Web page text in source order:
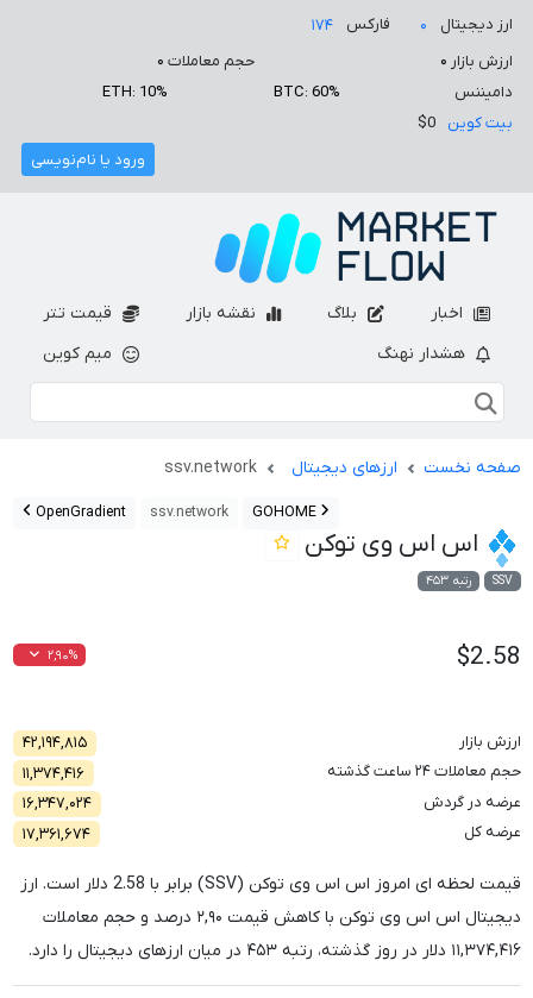
ارز دیجیتال ۰ فارکس
۱۷۴
ارزش بازار ۰ حجم معاملات ۰
دامیننس
BTC: 60%
ETH: 10%
بیت کوین
$0
ورود یا نام‌نویسی
اخبار بلاگ نقشه بازار
قیمت تتر
هشدار نهنگ
میم کوین
صفحه نخست ارزهای دیجیتال ssv.network
GOHOME
ssv.network
OpenGradient
اس اس وی توکن
SSV رتبه ۴۵۳
$2.58 ۲,۹۰%
ارزش بازار
۴۲,۱۹۴,۸۱۵
حجم معاملات ۲۴ ساعت گذشته
۱۱,۳۷۴,۴۱۶
عرضه در گردش
۱۶,۳۴۷,۰۲۴
عرضه کل
۱۷,۳۶۱,۶۷۴
قیمت لحظه ای امروز اس اس وی توکن (SSV) برابر با 2.58 دلار است. ارز
دیجیتال اس اس وی توکن با کاهش قیمت ۲,۹۰ درصد و حجم معاملات
۱۱,۳۷۴,۴۱۶ دلار در روز گذشته، رتبه۴۵۳ در میان ارزهای دیجیتال را دارد.